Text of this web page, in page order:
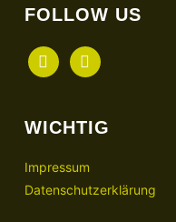
FOLLOW US
facebookinstagram
WICHTIG
Impressum
Datenschutzerklärung